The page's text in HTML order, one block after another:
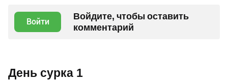
Войти
Войдите, чтобы оставить
комментарий
День сурка 1